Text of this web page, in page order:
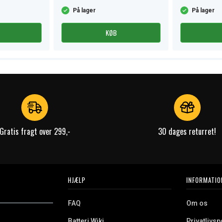
På lager
KØB
På lager
Gratis fragt over 299,- 30 dages returret!
HJÆLP
FAQ Om os